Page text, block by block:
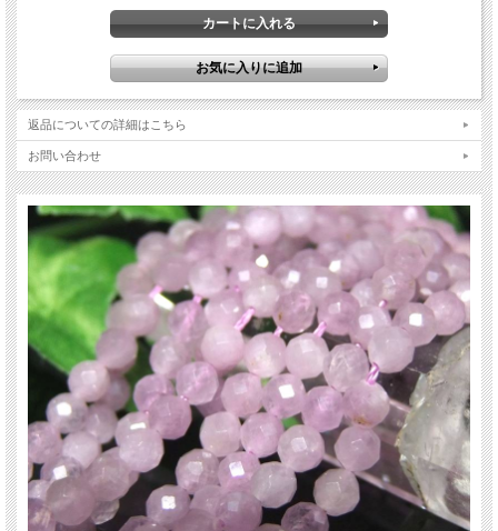
光を受けるたびに細やかに反射し、キラキラとした上品な輝きをお楽しみいただ
イド作品に取り入れやすい万能サイズ。
同形状で様々な天然石があるため、色違いや石違いで揃えるのもオススメです。
【意味合い・云われ・伝承等】
無条件の愛
慈愛の精神
人間関係を良くする
ご注意事項
※穴径は約0.2mmのため、オペロンゴムやシリコンゴムは通りません。ご理解い
ただける方のみお買い求めください。
※天然石ですので細かなカケや凹み、歪な部分やクラックなどがある場合があり
ます。
※天然石商品には色みに個体差があります。また出来る限り自然な色みになるよ
う撮影を心がけておりますが、お使いのディスプレイ環境によって表示される色
みに差が出る場合があります。ご了承下さい。
※連商品は一連状態での仕入れとなっておりますので、歪な珠が含まれているこ
とがあります。
※連商品は一連に付き、最大で3珠ほど仕様の異なる珠が混ざっていることがあ
ります。ビーズ石の製造上の仕様ですのでご了承下さい。
※サイズは目安です。細かな誤差が出る場合があります。
関連キーワード
返品についての詳細はこちら
お問い合わせ